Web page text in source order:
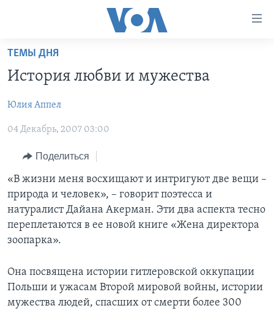
Перейти
основной
Перейти
навигации
поиск
ПРОГРАММЫ
АМЕРИКА
НОВОСТИ ЗА МИНУТУ
ИТОГИ
ПОЧЕМУ ЭТО ВАЖНО?
ДИСКУССИЯ VOA
НЬЮ-ЙОРК NEW YORK
ПРОЕКТЫ
УЧИМ АНГЛИЙСКИЙ
НАША АМЕРИКАНСКАЯ ИСТОРИЯ
А КАК В АМЕРИКЕ?
АРТЕФАКТЫ
АМЕРИКАНСКИЕ ГОРОДКИ
ТЕСТЫ
ЭКСПЕРТИЗА
ИНТЕРВЬЮ
ФАКТЫ ПРОТИВ ФЕЙКОВ
ЗА СВОБОДУ ПРЕССЫ
УЧИМ АНГЛИЙСКИЙ
ВИДЕО
Learning English
ТЕМЫ ДНЯ
История любви и мужества
Юлия Аппел
04 Декабрь, 2007 03:00
Поделиться
«В жизни меня восхищают и интригуют две вещи –
природа и человек», – говорит поэтесса и
натуралист Дайана Акерман. Эти два аспекта тесно
переплетаются в ее новой книге «Жена директора
зоопарка».
Она посвящена истории гитлеровской оккупации
Польши и ужасам Второй мировой войны, истории
мужества людей, спасших от смерти более 300